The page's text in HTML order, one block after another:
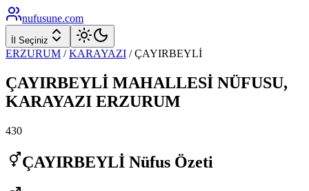
nufusune.com
İl Seçiniz
ERZURUM / KARAYAZI /ÇAYIRBEYLİ
ÇAYIRBEYLİ MAHALLESİ NÜFUSU,
KARAYAZI ERZURUM
430
ÇAYIRBEYLİ Nüfus Özeti